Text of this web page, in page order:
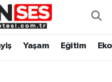
Yaşam Eğitim